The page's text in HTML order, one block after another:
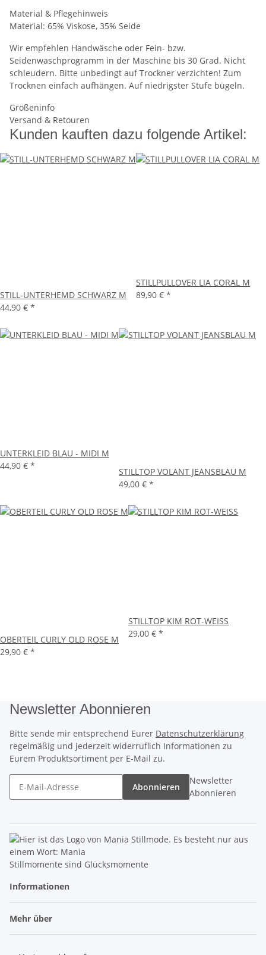
Material & Pflegehinweis
Material: 65% Viskose, 35% Seide
Wir empfehlen Handwäsche oder Fein- bzw.
Seidenwaschprogramm in der Maschine bis 30 Grad. Nicht
schleudern. Bitte unbedingt auf Trockner verzichten! Zum
Trocknen einfach aufhängen. Auf niedrigster Stufe bügeln.
Größeninfo
Versand & Retouren
Kunden kauften dazu folgende Artikel:
STILL-UNTERHEMD SCHWARZ M
44,90 € *
STILLPULLOVER LIA CORAL M
89,90 € *
UNTERKLEID BLAU - MIDI M
44,90 € *
STILLTOP VOLANT JEANSBLAU M
49,00 € *
OBERTEIL CURLY OLD ROSE M
29,90 € *
STILLTOP KIM ROT-WEISS
29,00 € *
Newsletter Abonnieren
Bitte sende mir entsprechend Eurer Datenschutzerklärung
regelmäßig und jederzeit widerruflich Informationen zu
Eurem Produktsortiment per E-Mail zu.
Abonnieren
Newsletter
Abonnieren
Stillmomente sind Glücksmomente
Informationen
Mehr über